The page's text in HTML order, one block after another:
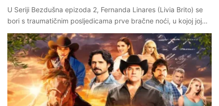
U Seriji Bezdušna epizoda 2, Fernanda Linares (Livia Brito) se
bori s traumatičnim posljedicama prve bračne noći, u kojoj joj…